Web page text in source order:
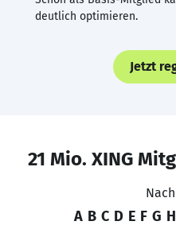
deutlich optimieren.
Jetzt
21 Mio. XING
A B C D E F G H